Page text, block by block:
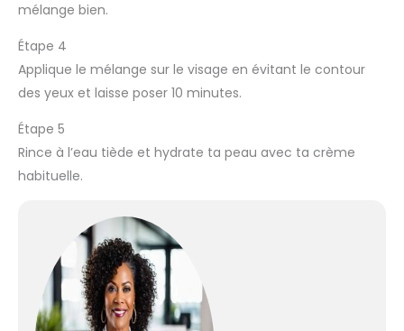
mélange bien.
Étape 4
Applique le mélange sur le visage en évitant le contour
des yeux et laisse poser 10 minutes.
Étape 5
Rince à l’eau tiède et hydrate ta peau avec ta crème
habituelle.